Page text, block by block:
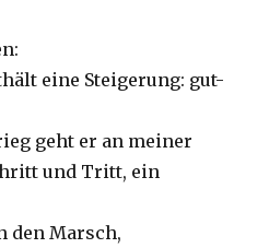
eine Steigerung: gut-
geht er an meiner
und Tritt, ein
den Marsch,